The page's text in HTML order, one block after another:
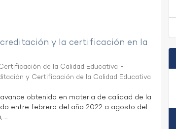
y la certificación en la
de la Calidad Educativa -
y Certificación de la Calidad Educativa
obtenido en materia de calidad de la
entre febrero del año 2022 a agosto del